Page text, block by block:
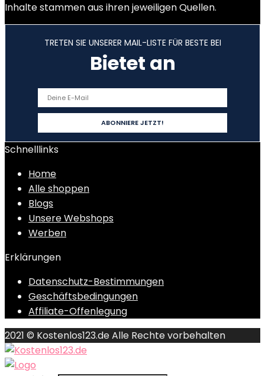
Inhalte stammen aus ihren jeweiligen Quellen.
TRETEN SIE UNSERER MAIL-LISTE FÜR BESTE BEI
Bietet an
Schnelllinks
Home
Alle shoppen
Blogs
Unsere Webshops
Werben
Erklärungen
Datenschutz-Bestimmungen
Geschäftsbedingungen
Affiliate-Offenlegung
2021 © Kostenlos123.de Alle Rechte vorbehalten